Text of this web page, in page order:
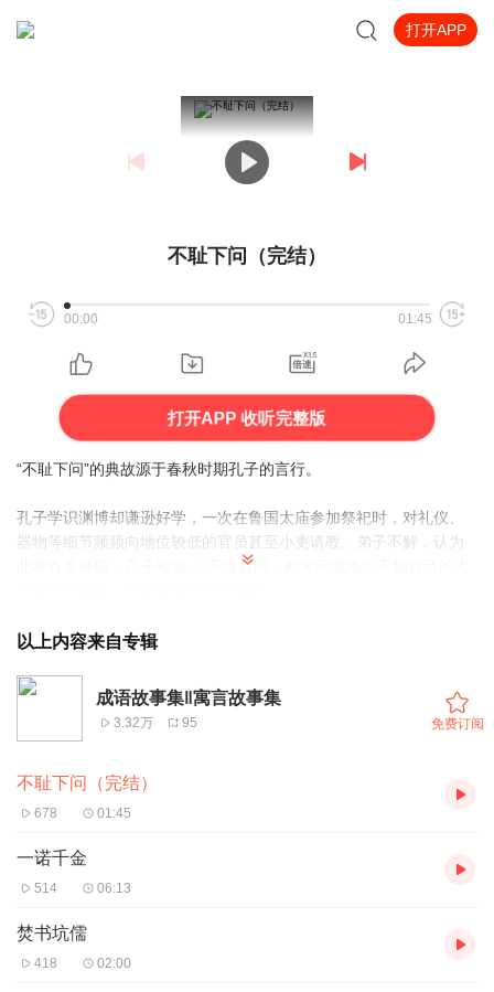
打开APP
不耻下问（完结）
00:00 01:45
打开APP 收听完整版
“不耻下问”的典故源于春秋时期孔子的言行。
孔子学识渊博却谦逊好学，一次在鲁国太庙参加祭祀时，对礼仪、
器物等细节频频向地位较低的官员甚至小吏请教。弟子不解，认为
此举有失身份，孔子却说：“不懂就问，向学问或地位不如自己的人
后以“不耻下问”成语，指不以向地位比自己低、学识比自己浅的人请
以上内容来自专辑
成语故事集‖寓言故事集
3.32万 95 免费订阅
不耻下问（完结）
678 01:45
一诺千金
514 06:13
焚书坑儒
418 02:00